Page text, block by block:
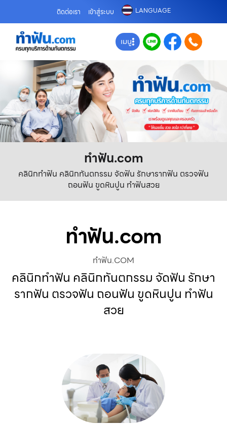
ติดต่อเรา เข้าสู่ระบบ LANGUAGE
เมนู
ทําฟัน.com
คลินิกทำฟัน คลินิกทันตกรรม จัดฟัน รักษารากฟัน ตรวจฟัน
ถอนฟัน ขูดหินปูน ทำฟันสวย
ทําฟัน.com
ทําฟัน.COM
คลินิกทำฟัน คลินิกทันตกรรม จัดฟัน รักษา
รากฟัน ตรวจฟัน ถอนฟัน ขูดหินปูน ทำฟัน
สวย